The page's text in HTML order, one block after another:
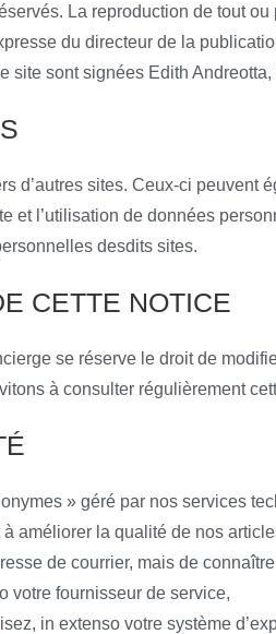
La reproduction de tout
du directeur de la
site sont signées Edith
d’autres sites. Ceux-ci
et l’utilisation de données
desdits sites.
CETTE NOTICE
se réserve le droit de
à consulter régulièrement
» géré par nos services
améliorer la qualité de nos
de courrier, mais de connaître
votre fournisseur de service,
in extenso votre système